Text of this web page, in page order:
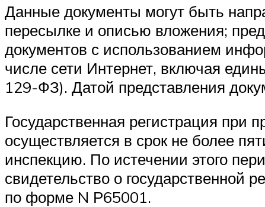
Данные документы могут быть
пересылке и описью вложения;
документов с использованием
числе сети Интернет, включая
129-ФЗ). Датой представления
Государственная регистрация
осуществляется в срок не более
инспекцию. По истечении этого
свидетельство о государственной
по форме N Р65001.